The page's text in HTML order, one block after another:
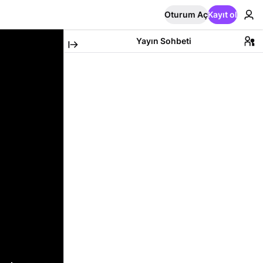
Oturum AçKayıt ol
Yayın Sohbeti